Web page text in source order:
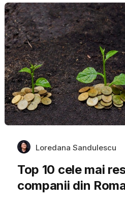
Loredana Sandulescu
Top 10 cele mai
companii din